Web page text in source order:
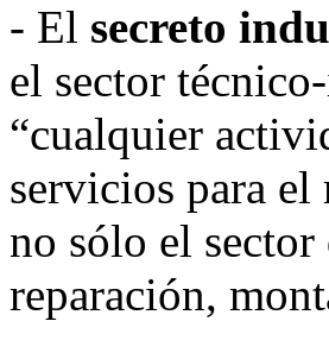
- El secreto
el sector
“cualquier
servicios para el
no sólo el
reparación,